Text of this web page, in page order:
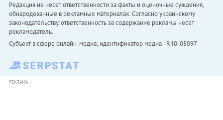
Редакция не несет ответственности за факты и оценочные суждения,
обнародованные в рекламных материалах. Согласно украинскому
законодательству, ответственность за содержание рекламы несет
рекламодатель.
Субъект в сфере онлайн-медиа; идентификатор медиа - R40-05097
РЕКЛАМА